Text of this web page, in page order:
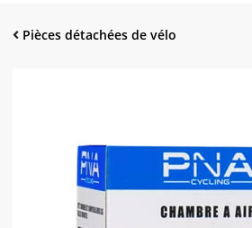
Pièces détachées de vélo